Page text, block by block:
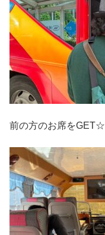
前の方のお席をGET☆